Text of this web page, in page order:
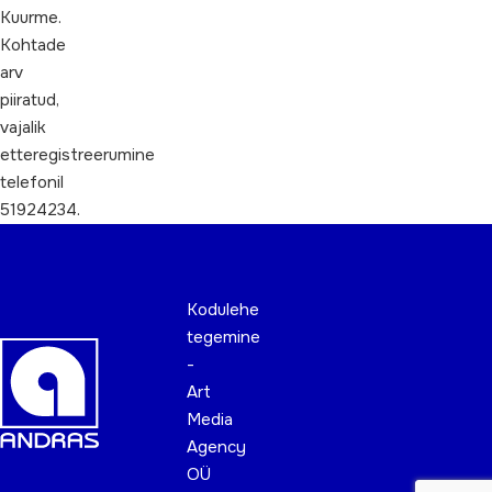
Kuurme.
Kohtade
arv
piiratud,
vajalik
etteregistreerumine
telefonil
51924234.
Kodulehe
tegemine
-
Art
Media
Agency
OÜ